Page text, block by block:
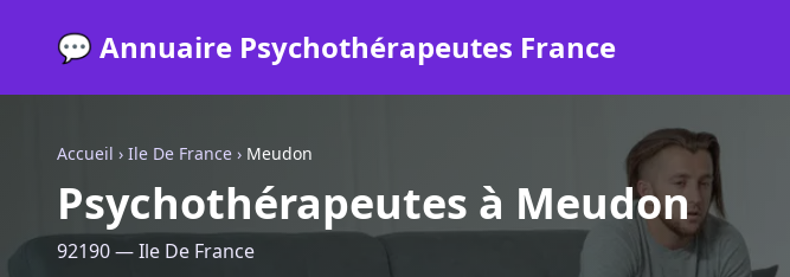
💬 Annuaire Psychothérapeutes France
Accueil › Ile De France › Meudon
Psychothérapeutes à Meudon
92190 — Ile De France